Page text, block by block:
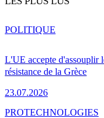
L'UE accepte d'assouplir
résistance de la Grèce
23.07.2026
POLITIQUE
PROTECHNOLOGIES